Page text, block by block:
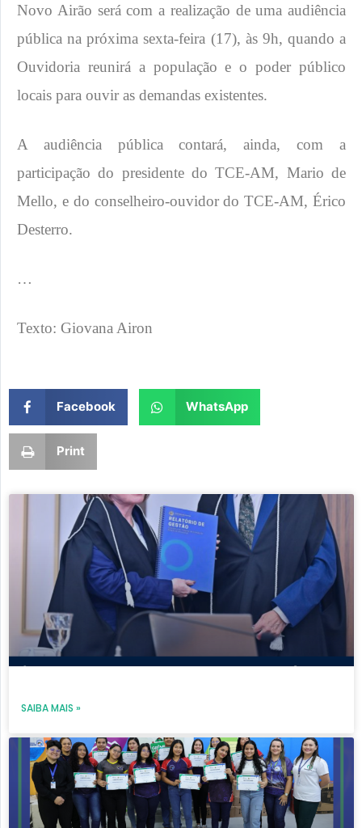
Novo Airão será com a realização de uma audiência
pública na próxima sexta-feira (17), às 9h, quando a
Ouvidoria reunirá a população e o poder público
locais para ouvir as demandas existentes.
A audiência pública contará, ainda, com a
participação do presidente do TCE-AM, Mario de
Mello, e do conselheiro-ouvidor do TCE-AM, Érico
Desterro.
…
Texto: Giovana Airon
Facebook WhatsApp
Print
SAIBA MAIS »
PagePagePagePagePage